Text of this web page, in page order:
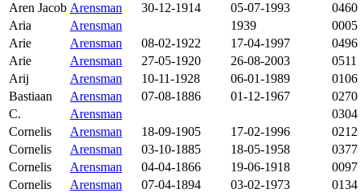
Aren Jacob Arensman 30-12-1914 05-07-1993
0460
Aria
Arensman 1939
0005
Arie
Arensman 08-02-1922 17-04-1997
0496
Arie
Arensman 27-05-1920 26-08-2003
0511
Arij
Arensman 10-11-1928 06-01-1989
0106
Bastiaan
Arensman 07-08-1886 01-12-1967
0270
C.
Arensman
0304
Cornelis
Arensman 18-09-1905 17-02-1996
0212
Cornelis
Arensman 03-10-1885 18-05-1958
0377
Cornelis
Arensman 04-04-1866 19-06-1918
0097
Cornelis
Arensman 07-04-1894 03-02-1973
0134